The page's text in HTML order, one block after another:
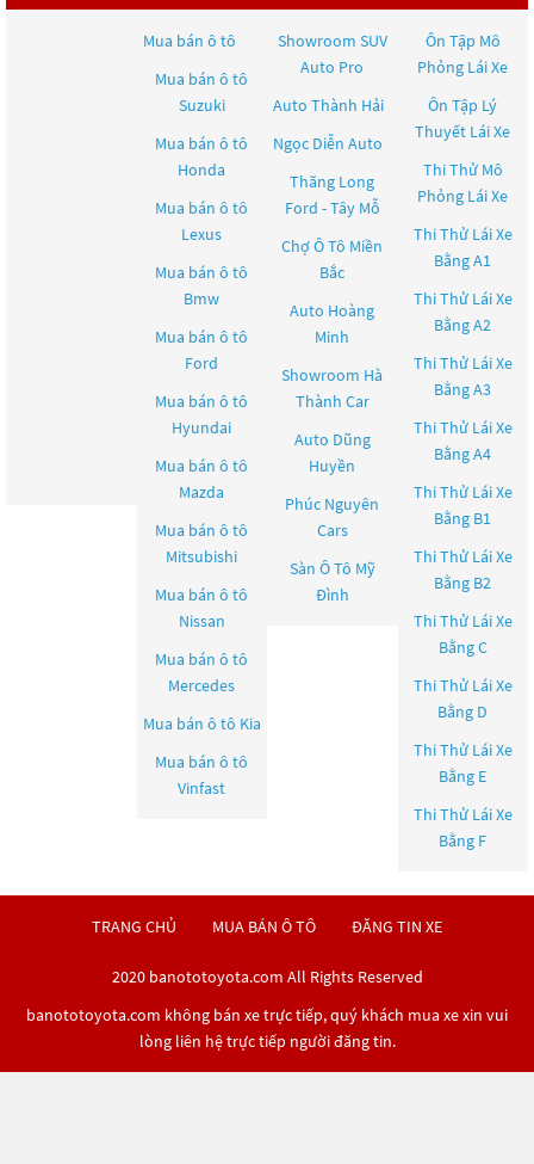
Mua bán ô tô
Mua bán ô tô
Suzuki
Mua bán ô tô
Honda
Mua bán ô tô
Lexus
Mua bán ô tô
Bmw
Mua bán ô tô
Ford
Mua bán ô tô
Hyundai
Mua bán ô tô
Mazda
Mua bán ô tô
Mitsubishi
Mua bán ô tô
Nissan
Mua bán ô tô
Mercedes
Mua bán ô tô Kia
Mua bán ô tô
Vinfast
Showroom SUV
Auto Pro
Auto Thành Hải
Ngọc Diễn Auto
Thăng Long
Ford - Tây Mỗ
Chợ Ô Tô Miền
Bắc
Auto Hoàng
Minh
Showroom Hà
Thành Car
Auto Dũng
Huyền
Phúc Nguyên
Cars
Sàn Ô Tô Mỹ
Đình
Ôn Tập Mô
Phỏng Lái Xe
Ôn Tập Lý
Thuyết Lái Xe
Thi Thử Mô
Phỏng Lái Xe
Thi Thử Lái Xe
Bằng A1
Thi Thử Lái Xe
Bằng A2
Thi Thử Lái Xe
Bằng A3
Thi Thử Lái Xe
Bằng A4
Thi Thử Lái Xe
Bằng B1
Thi Thử Lái Xe
Bằng B2
Thi Thử Lái Xe
Bằng C
Thi Thử Lái Xe
Bằng D
Thi Thử Lái Xe
Bằng E
Thi Thử Lái Xe
Bằng F
TRANG CHỦ MUA BÁN Ô TÔ ĐĂNG TIN XE
2020 banototoyota.com All Rights Reserved
banototoyota.com không bán xe trực tiếp, quý khách mua xe xin vui
lòng liên hệ trực tiếp người đăng tin.